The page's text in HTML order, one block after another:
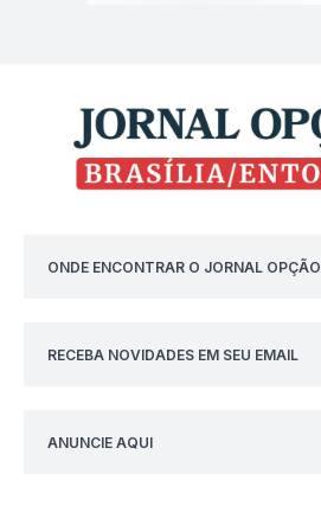
ONDE ENCONTRAR O JORNAL OPÇÃO
RECEBA NOVIDADES EM SEU EMAIL
ANUNCIE AQUI